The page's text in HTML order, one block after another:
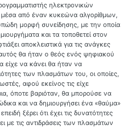
ηλεκτρονικών
μέσα από έναν κυκεώνα αλγορίθμων,
μορφή συνείδησης, με την οποία
και τα τοποθετεί στον
αποκλειστικά για τις ανάγκες
θα ήταν ο θεός ενός ψηφιακού
είχε να κάνει θα ήταν να
των πλασμάτων του, οι οποίες,
αφού εκείνος τις είχε
όποτε βαριόταν, θα μπορούσε να
και να δημιουργήσει ένα «θαύμα»
ξέρει ότι έχει τις δυνατότητες
με τις αντιδράσεις των πλασμάτων